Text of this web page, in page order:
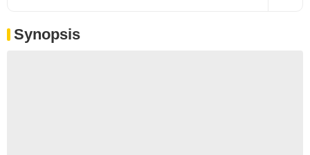
Synopsis